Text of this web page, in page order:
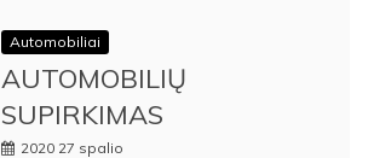
Automobiliai
AUTOMOBILIŲ
SUPIRKIMAS
2020 27 spalio